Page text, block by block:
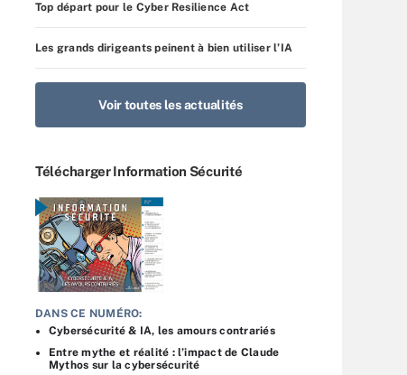
Top départ pour le Cyber Resilience Act
Les grands dirigeants peinent à bien utiliser l’IA
Voir toutes les actualités
Télécharger Information Sécurité
DANS CE NUMÉRO:
Cybersécurité & IA, les amours contrariés
Entre mythe et réalité : l’impact de Claude
Mythos sur la cybersécurité